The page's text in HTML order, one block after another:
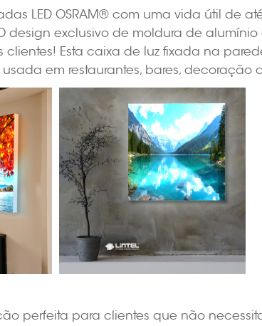
LED OSRAM® com uma vida útil de
exclusivo de moldura de
Esta caixa de luz fixada na
em restaurantes, bares, decoração
perfeita para clientes que não